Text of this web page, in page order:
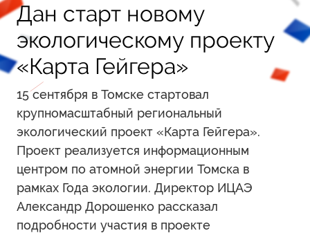
Дан старт новому
экологическому проекту
«Карта Гейгера»
15 сентября в Томске стартовал
крупномасштабный региональный
экологический проект «Карта Гейгера».
Проект реализуется информационным
центром по атомной энергии Томска в
рамках Года экологии. Директор ИЦАЭ
Александр Дорошенко рассказал
подробности участия в проекте